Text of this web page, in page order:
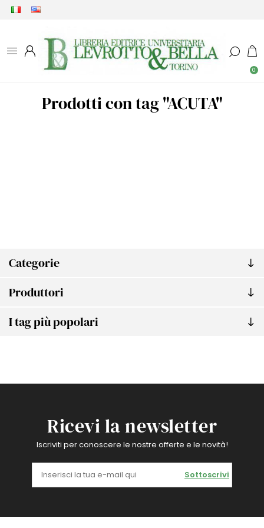
0
Categorie
Produttori
I tag più popolari
Prodotti con tag "ACUTA"
Ricevi la newsletter
Iscriviti per conoscere le nostre offerte e le novità!
Sottoscrivi